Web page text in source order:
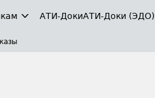
АТИ-ДокиАТИ-Доки (ЭДО)